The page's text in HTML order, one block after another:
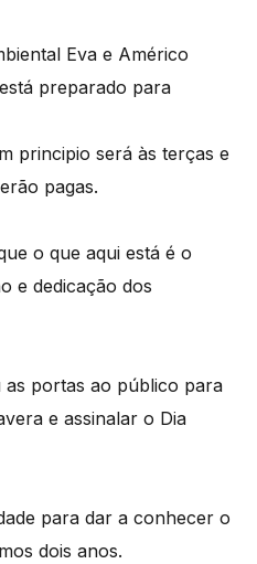
Eva e Américo
preparado para
principio será às terças e
pagas.
o que aqui está é o
e dedicação dos
as portas ao público para
e assinalar o Dia
para dar a conhecer o
dois anos.